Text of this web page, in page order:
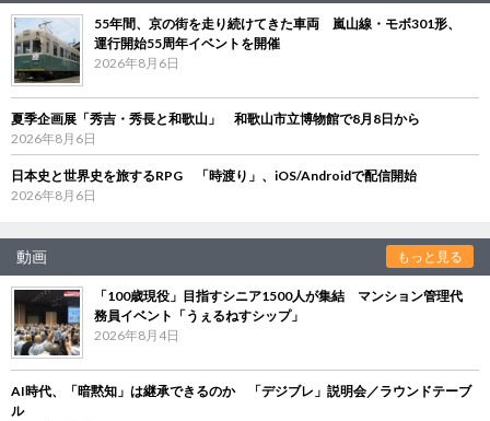
55年間、京の街を走り続けてきた車両 嵐山線・モボ301形、
運行開始55周年イベントを開催
2026年8月6日
夏季企画展「秀吉・秀長と和歌山」 和歌山市立博物館で8月8日から
2026年8月6日
日本史と世界史を旅するRPG 「時渡り」、iOS/Androidで配信開始
2026年8月6日
動画 もっと見る
「100歳現役」目指すシニア1500人が集結 マンション管理代
務員イベント「うぇるねすシップ」
2026年8月4日
AI時代、「暗黙知」は継承できるのか 「デジブレ」説明会／ラウンドテーブ
ル